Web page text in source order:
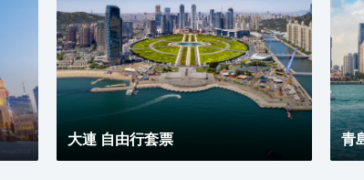
大連 自由行套票 青